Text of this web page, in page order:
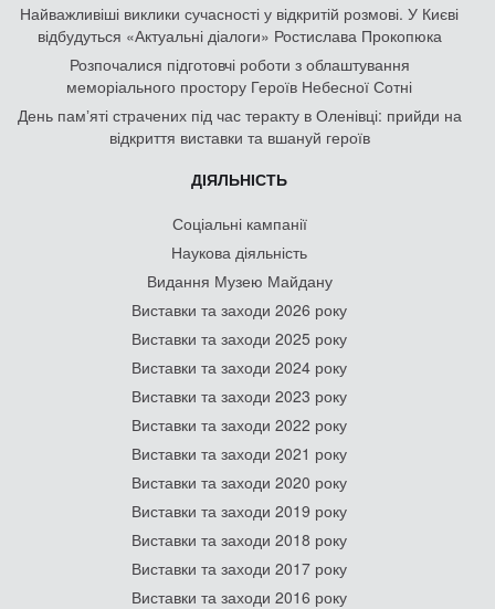
Найважливіші виклики сучасності у відкритій розмові. У Києві
відбудуться «Актуальні діалоги» Ростислава Прокопюка
Розпочалися підготовчі роботи з облаштування
меморіального простору Героїв Небесної Сотні
День памʼяті страчених під час теракту в Оленівці: прийди на
відкриття виставки та вшануй героїв
ДІЯЛЬНІСТЬ
Соціальні кампанії
Наукова діяльність
Видання Музею Майдану
Виставки та заходи 2026 року
Виставки та заходи 2025 року
Виставки та заходи 2024 року
Виставки та заходи 2023 року
Виставки та заходи 2022 року
Виставки та заходи 2021 року
Виставки та заходи 2020 року
Виставки та заходи 2019 року
Виставки та заходи 2018 року
Виставки та заходи 2017 року
Виставки та заходи 2016 року